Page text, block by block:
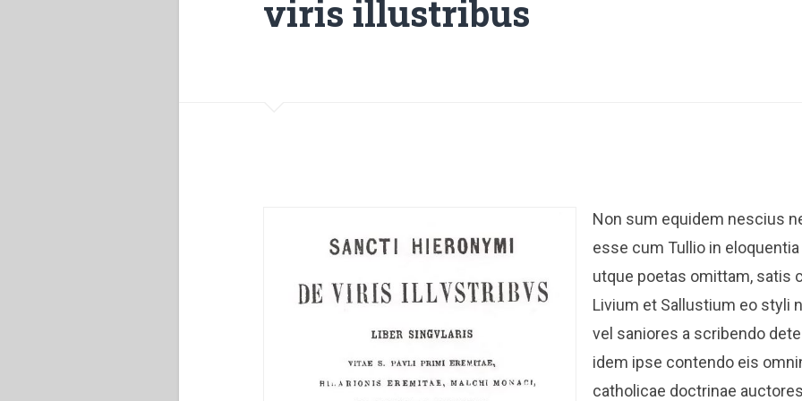
viris illustribus
Non sum equidem nescius
esse cum Tullio in
utque poetas omittam, satis
Livium et Sallustium eo styli
vel saniores a scribendo
idem ipse contendo eis
catholicae doctrinae